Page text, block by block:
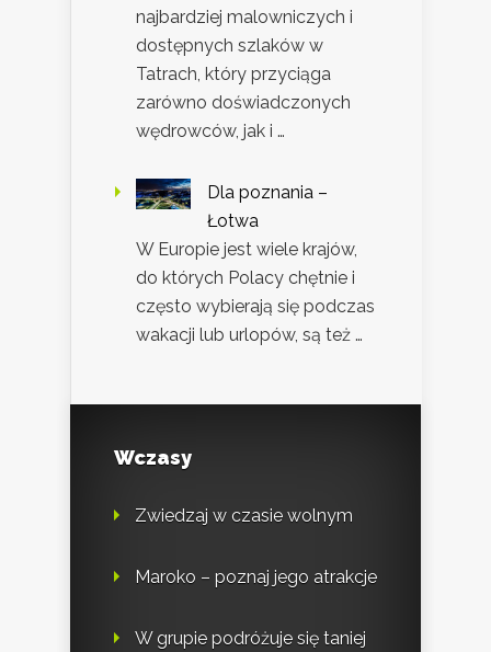
najbardziej malowniczych i
dostępnych szlaków w
Tatrach, który przyciąga
zarówno doświadczonych
wędrowców, jak i …
Dla poznania –
Łotwa
W Europie jest wiele krajów,
do których Polacy chętnie i
często wybierają się podczas
wakacji lub urlopów, są też …
Wczasy
Zwiedzaj w czasie wolnym
Maroko – poznaj jego atrakcje
W grupie podróżuje się taniej